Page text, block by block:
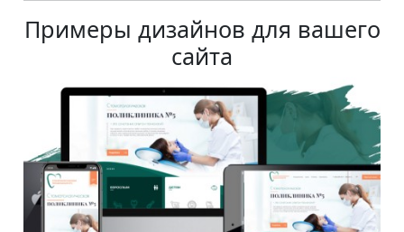
Примеры дизайнов для вашего
сайта